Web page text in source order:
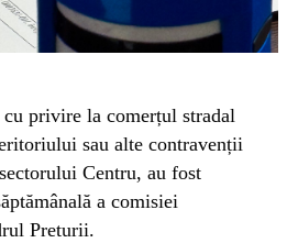
privire la comerțul stradal
sau alte contravenții
Centru, au fost
a comisiei
Preturii.